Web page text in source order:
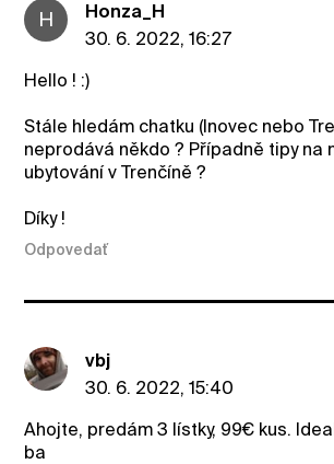
H
Honza_H
30. 6. 2022, 16:27
Hello ! :)
Stále hledám chatku (Inovec nebo
neprodává někdo ? Případně tipy na
ubytování v Trenčíně ?
Díky !
Odpovedať
vbj
30. 6. 2022, 15:40
Ahojte, predám 3 lístky, 99€ kus.
ba